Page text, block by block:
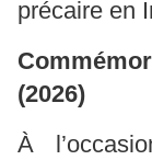
précaire en
(2026)
À